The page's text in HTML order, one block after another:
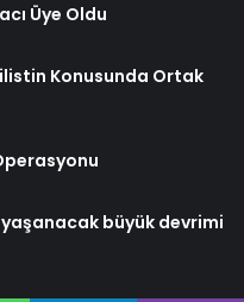
Üye Oldu
Konusunda Ortak
büyük devrimi